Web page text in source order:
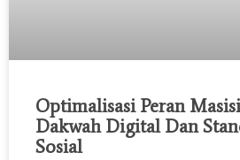
Optimalisasi Peran
Dakwah Digital Dan
Sosial